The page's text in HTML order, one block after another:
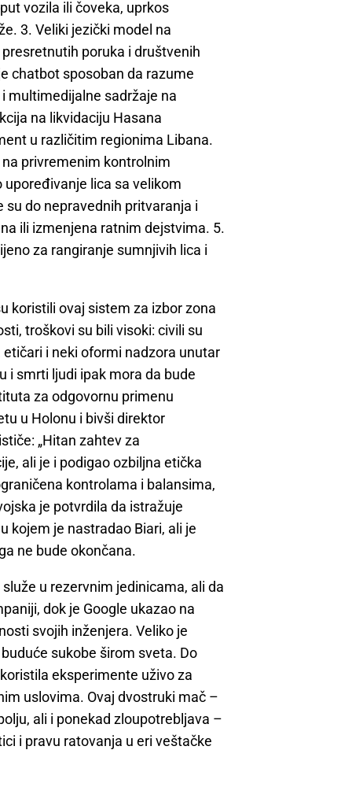
vozila ili čoveka, uprkos
3. Veliki jezički model na
poruka i društvenih
chatbot sposoban da razume
multimedijalne sadržaje na
na likvidaciju Hasana
u različitim regionima Libana.
privremenim kontrolnim
lica sa velikom
do nepravednih pritvaranja i
ili izmenjena ratnim dejstvima. 5.
za rangiranje sumnjivih lica i
koristili ovaj sistem za izbor zona
troškovi su bili visoki: civili su
i neki oformi nadzora unutar
i smrti ljudi ipak mora da bude
za odgovornu primenu
u Holonu i bivši direktor
„Hitan zahtev za
ali je i podigao ozbiljna etička
kontrolama i balansima,
je potvrdila da istražuje
kojem je nastradao Biari, ali je
ne bude okončana.
u rezervnim jedinicama, ali da
dok je Google ukazao na
svojih inženjera. Veliko je
sukobe širom sveta. Do
eksperimente uživo za
uslovima. Ovaj dvostruki mač –
ali i ponekad zloupotrebljava –
i pravu ratovanja u eri veštačke